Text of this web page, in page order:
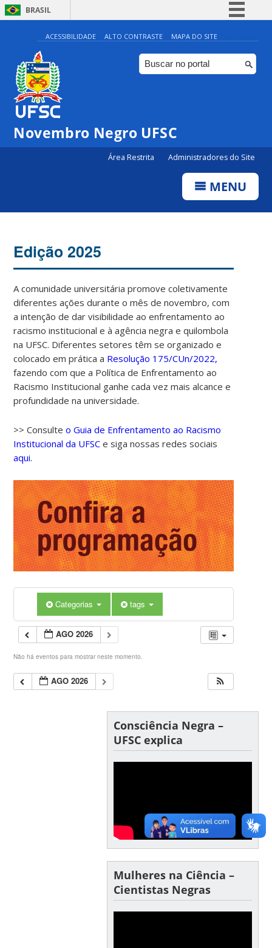
BRASIL
Simplifique!
Comunica BR
Participe
ACESSIBILIDADE ALTO CONTRASTE MAPA DO SITE
Novembro Negro UFSC
Área Restrita Administradores do Site
MENU
Edição 2025
A comunidade universitária promove coletivamente
diferentes ações durante o mês de novembro, com
a intenção de dar visibilidade ao enfrentamento ao
racismo institucional e à agência negra e quilombola
na UFSC. Diferentes setores têm se organizado e
colocado em prática a Resolução 175/CUn/2022,
fazendo com que a Política de Enfrentamento ao
Racismo Institucional ganhe cada vez mais alcance e
profundidade na universidade.
>> Consulteo Guia de Enfrentamento ao Racismo
Institucional da UFSC e siga nossas redes sociais
aqui.
Categorias tags
AGO 2026
Não há eventos para mostrar neste momento.
AGO 2026
Consciência Negra –
UFSC explica
Mulheres na Ciência –
Cientistas Negras